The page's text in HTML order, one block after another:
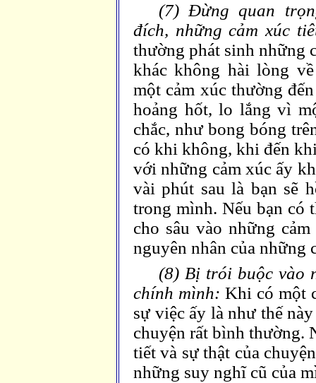
(7) Đừng quan
đích, những cảm xúc
thường phát sinh những
khác không hài lòng
một cảm xúc thường
hoảng hốt, lo lắng vì
chắc, như bong bóng
có khi không, khi đến
với những cảm xúc ấy
vài phút sau là bạn sẽ
trong mình. Nếu bạn có
cho sâu vào những
nguyên nhân của những
(8) Bị trói buộc vào
chính mình: Khi có một
sự việc ấy là như thế
chuyện rất bình thường.
tiết và sự thật của
những suy nghĩ cũ của